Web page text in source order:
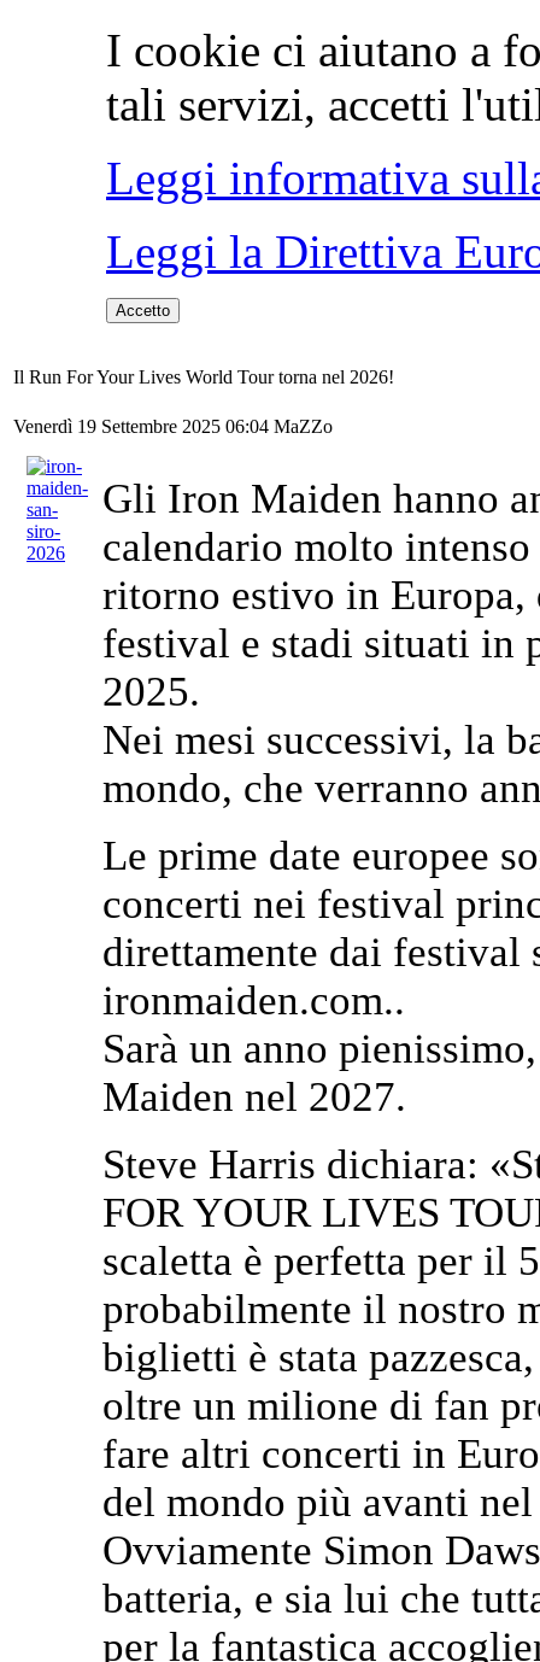
I cookie ci aiutano a
tali servizi, accetti
Leggi informativa
Leggi la Direttiva
Accetto
Il Run For Your Lives World Tour torna nel 2026!
Venerdì 19 Settembre 2025 06:04 MaZZo
Gli Iron Maiden hanno
calendario molto
ritorno estivo in Europa,
festival e stadi situati in
2025.
Nei mesi successivi, la
mondo, che verranno
Le prime date europee
concerti nei festival
direttamente dai festival
ironmaiden.com..
Sarà un anno
Maiden nel 2027.
Steve Harris dichiara:
FOR YOUR LIVES
scaletta è perfetta per il
probabilmente il nostro
biglietti è stata
oltre un milione di fan
fare altri concerti in
del mondo più avanti
Ovviamente Simon
batteria, e sia lui che
per la fantastica